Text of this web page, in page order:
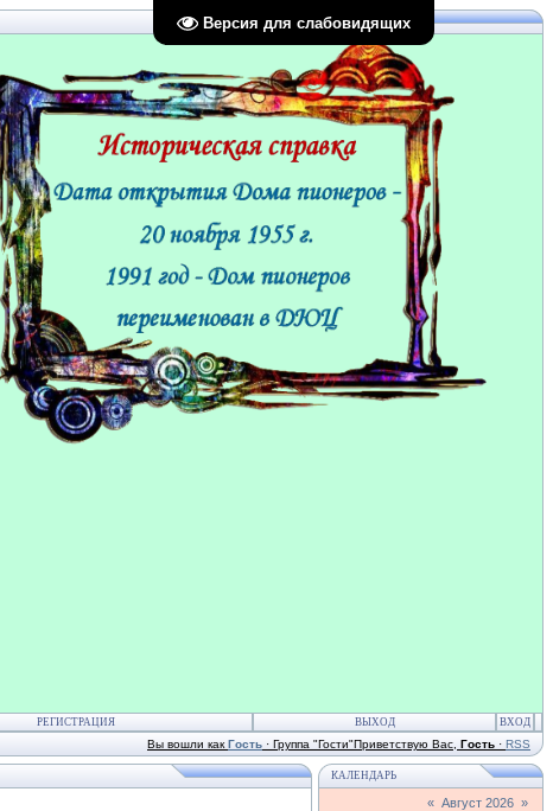
Версия для слабовидящих
РЕГИСТРАЦИЯ ВЫХОД ВХОД
Вы вошли как Гость · Группа "Гости"Приветствую Вас Гость · RSS
КАЛЕНДАРЬ
« Август 2026 »